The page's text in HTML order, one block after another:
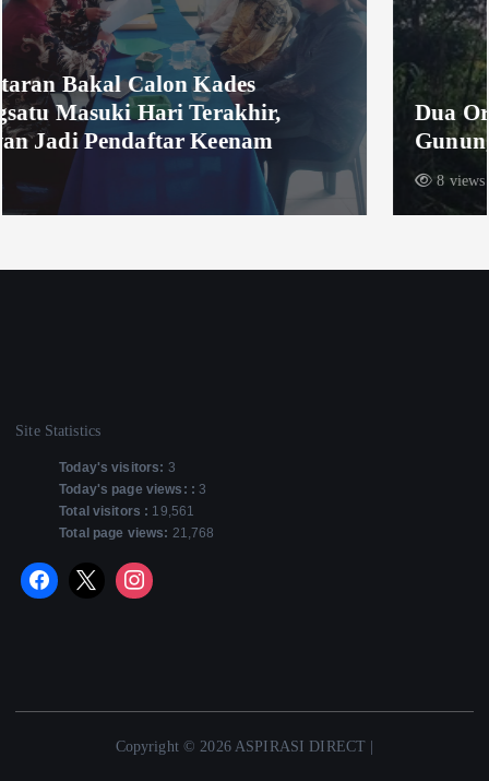
Dua Orang Pendaki Yang Hilang di
Gunung Piramid, Ditemukan Meninggal
8 views
Site Statistics
Today's visitors: 3
Today's page views: :3
Total visitors : 19,561
Total page views: 21,768
Copyright © 2026 ASPIRASI DIRECT |